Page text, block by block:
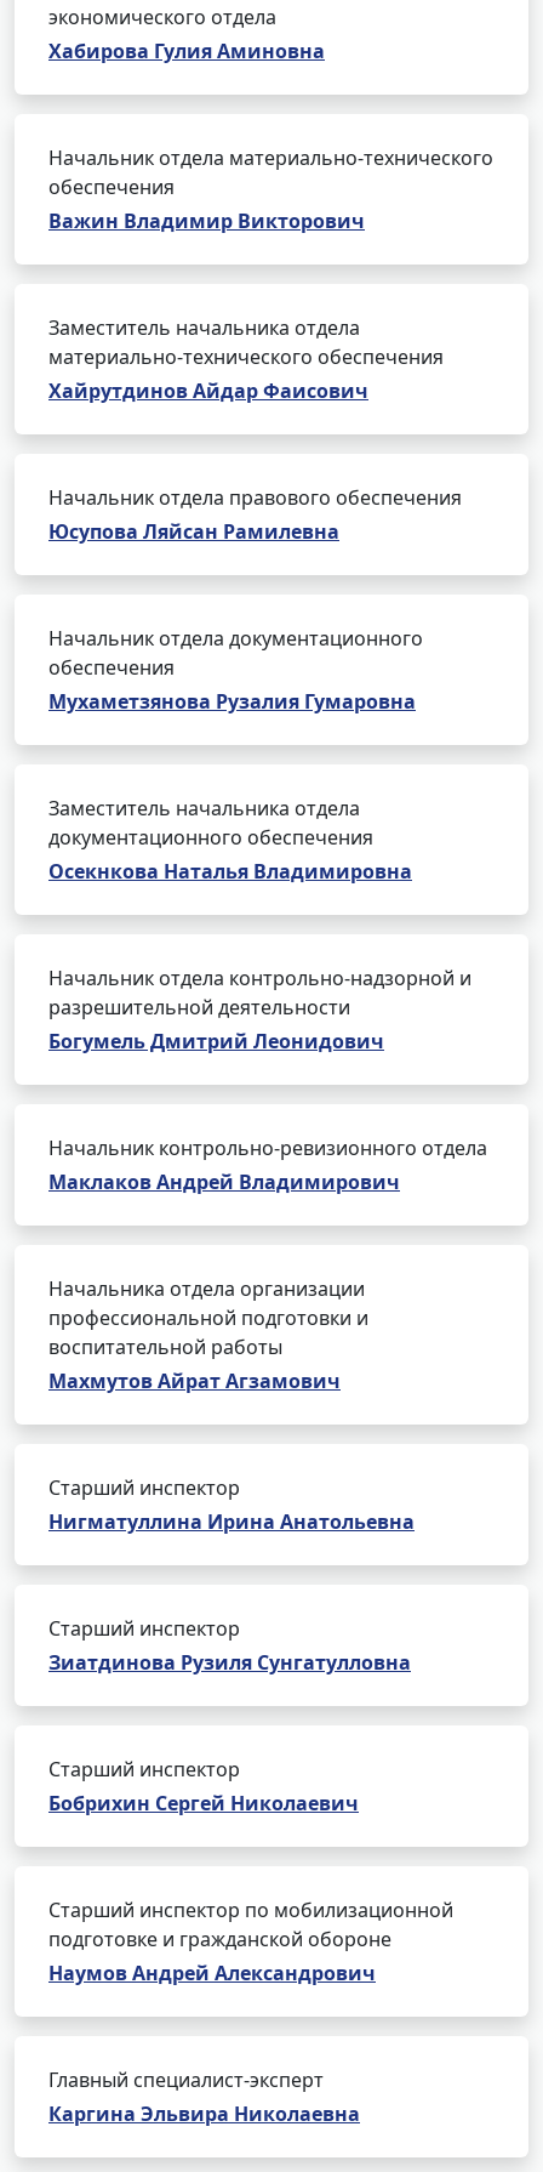
экономического отдела
Хабирова Гулия Аминовна
Начальник отдела материально-технического
обеспечения
Важин Владимир Викторович
Заместитель начальника отдела
материально-технического обеспечения
Хайрутдинов Айдар Фаисович
Начальник отдела правового обеспечения
Юсупова Ляйсан Рамилевна
Начальник отдела документационного
обеспечения
Мухаметзянова Рузалия Гумаровна
Заместитель начальника отдела
документационного обеспечения
Осекнкова Наталья Владимировна
Начальник отдела контрольно-надзорной и
разрешительной деятельности
Богумель Дмитрий Леонидович
Начальник контрольно-ревизионного отдела
Маклаков Андрей Владимирович
Начальника отдела организации
профессиональной подготовки и
воспитательной работы
Махмутов Айрат Агзамович
Старший инспектор
Нигматуллина Ирина Анатольевна
Старший инспектор
Зиатдинова Рузиля Сунгатулловна
Старший инспектор
Бобрихин Сергей Николаевич
Старший инспектор по мобилизационной
подготовке и гражданской обороне
Наумов Андрей Александрович
Главный специалист-эксперт
Каргина Эльвира Николаевна